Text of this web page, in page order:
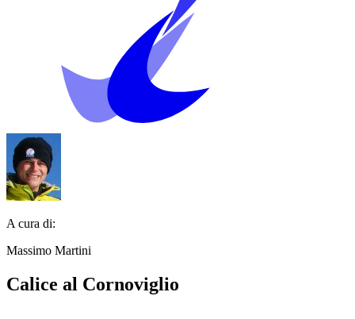
A cura di:
Massimo Martini
Calice al Cornoviglio